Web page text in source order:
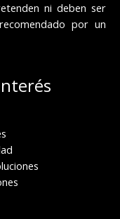
ni deben ser
por un